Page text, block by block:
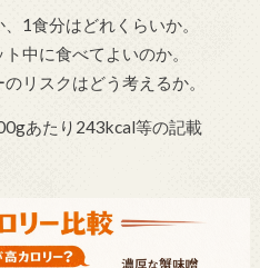
1食分はどれくらいか。
中に食べてよいのか。
リスクはどう考えるか。
あたり243kcal等の記載